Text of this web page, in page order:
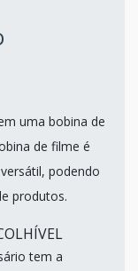
uma bobina de
de filme é
podendo
produtos.
tem a